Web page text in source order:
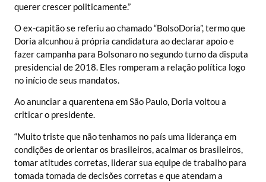
querer crescer politicamente.”
O ex-capitão se referiu ao chamado “BolsoDoria”, termo que
Doria alcunhou à própria candidatura ao declarar apoio e
fazer campanha para Bolsonaro no segundo turno da disputa
presidencial de 2018. Eles romperam a relação política logo
no início de seus mandatos.
Ao anunciar a quarentena em São Paulo, Doria voltou a
criticar o presidente.
“Muito triste que não tenhamos no país uma liderança em
condições de orientar os brasileiros, acalmar os brasileiros,
tomar atitudes corretas, liderar sua equipe de trabalho para
tomada tomada de decisões corretas e que atendam a